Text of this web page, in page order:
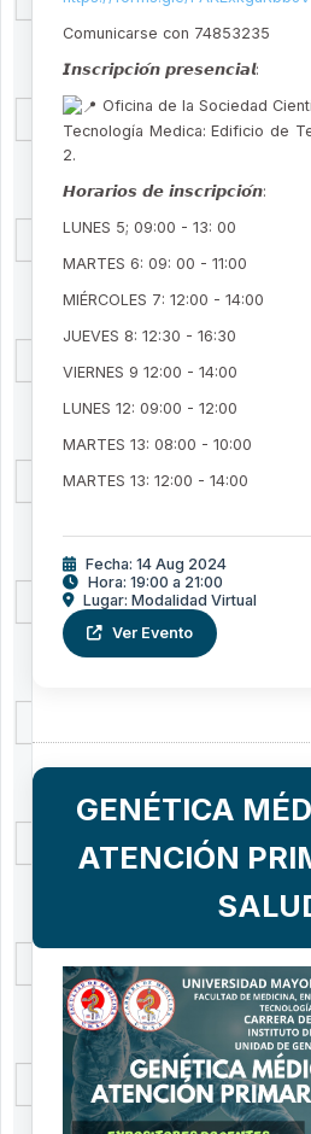
Comunicarse con 74853235
𝙄𝙣𝙨𝙘𝙧𝙞𝙥𝙘𝙞𝙤́𝙣 𝙥𝙧𝙚𝙨𝙚𝙣𝙘𝙞𝙖𝙡:
Oficina de la Sociedad
Tecnología Medica: Edificio de
2.
𝙃𝙤𝙧𝙖𝙧𝙞𝙤𝙨 𝙙𝙚 𝙞𝙣𝙨𝙘𝙧𝙞𝙥𝙘𝙞𝙤́𝙣:
LUNES 5; 09:00 - 13: 00
MARTES 6: 09: 00 - 11:00
MIÉRCOLES 7: 12:00 - 14:00
JUEVES 8: 12:30 - 16:30
VIERNES 9 12:00 - 14:00
LUNES 12: 09:00 - 12:00
MARTES 13: 08:00 - 10:00
MARTES 13: 12:00 - 14:00
Fecha: 14 Aug 2024
Hora: 19:00 a 21:00
Lugar: Modalidad Virtual
Ver Evento
GENÉTICA
ATENCIÓN